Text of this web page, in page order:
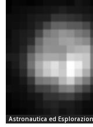
Astronautica ed